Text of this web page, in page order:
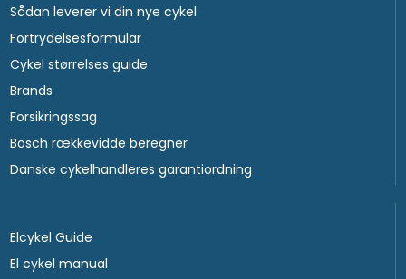
Sådan leverer vi din nye cykel
Fortrydelsesformular
Cykel størrelses guide
Brands
Forsikringssag
Bosch rækkevidde beregner
Danske cykelhandleres garantiordning
Elcykel Guide
El cykel manual